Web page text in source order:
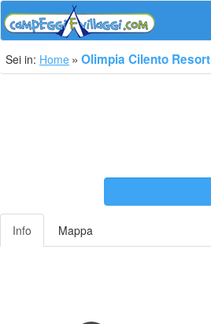
Sei in: Home Olimpia Cilento Resort
Info Mappa